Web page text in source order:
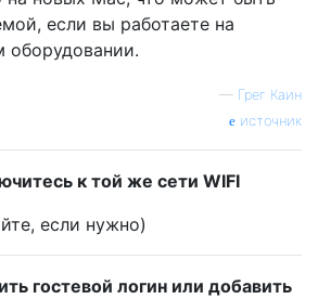
если вы работаете на
оборудовании.
— Грег Каин
источник
к той же сети WIFI
если нужно)
гостевой логин или добавить